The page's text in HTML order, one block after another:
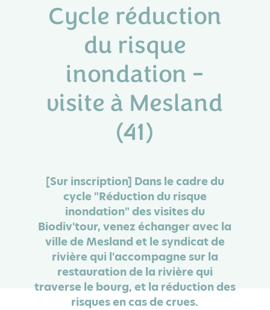
Cycle réduction
du risque
inondation -
visite à Mesland
(41)
[Sur inscription] Dans le cadre du
cycle "Réduction du risque
inondation" des visites du
Biodiv'tour, venez échanger avec la
ville de Mesland et le syndicat de
rivière qui l'accompagne sur la
restauration de la rivière qui
traverse le bourg, et la réduction des
risques en cas de crues.